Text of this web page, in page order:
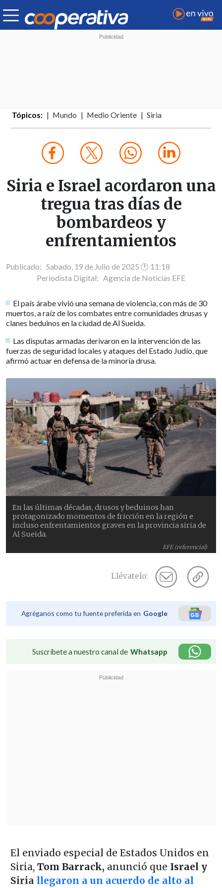
Tópicos: Mundo Medio Oriente Siria
Siria e Israel acordaron una
tregua tras días de
bombardeos y
enfrentamientos
Publicado: Sabado, 19 de Julio de 2025 🕐 11:18
Periodista Digital: Agencia de Noticias EFE
El país árabe vivió una semana de violencia, con más de 30
muertos, a raíz de los combates entre comunidades drusas y
clanes beduinos en la ciudad de Al Sueida.
Las disputas armadas derivaron en la intervención de las
fuerzas de seguridad locales y ataques del Estado Judío, que
afirmó actuar en defensa de la minoría drusa.
EFE (referencial)
En las últimas décadas, drusos y beduinos han
protagonizado momentos de fricción en la región e
incluso enfrentamientos graves en la provincia siria de
Al Sueida.
Llévatelo:
Agréganos como tu fuente preferida en Google
Suscríbete a nuestro canal de Whatsapp
El enviado especial de Estados Unidos en
Siria,Tom Barrack, anunció que Israel y
Siria llegaron a un acuerdo de alto al